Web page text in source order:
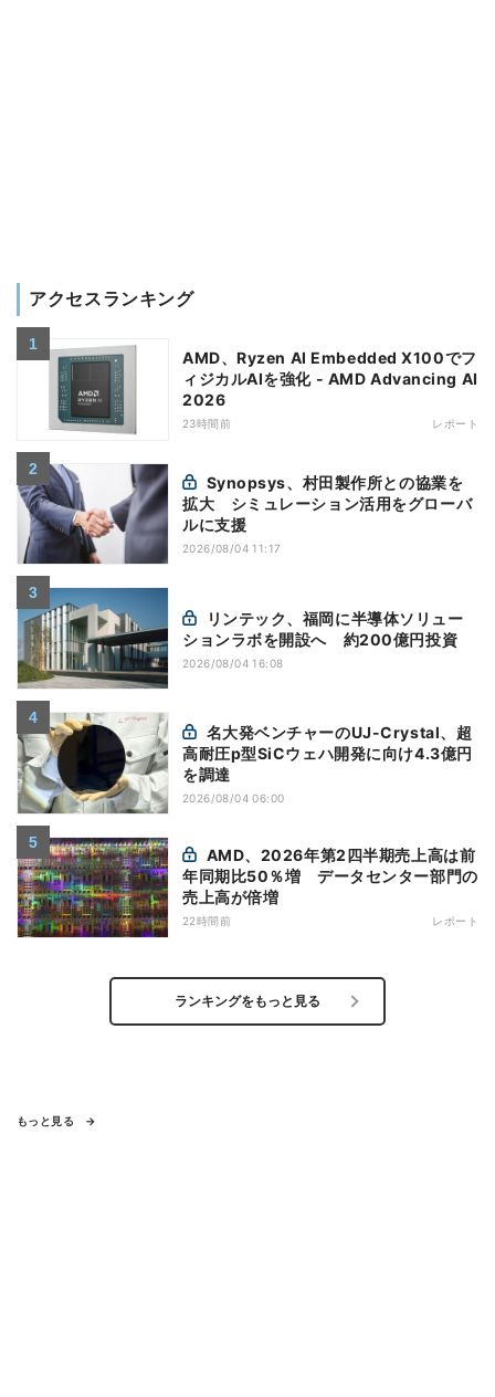
アクセスランキング
AMD、Ryzen AI Embedded X100でフ
ィジカルAIを強化 - AMD Advancing AI
2026
23時間前 レポート
拡大 シミュレーション活用をグローバ
ルに支援
2026/08/04 11:17
ションラボを開設へ 約200億円投資
2026/08/04 16:08
高耐圧p型SiCウェハ開発に向け4.3億円
を調達
2026/08/04 06:00
年同期比50％増 データセンター部門の
売上高が倍増
22時間前 レポート
ランキングをもっと見る
もっと見る